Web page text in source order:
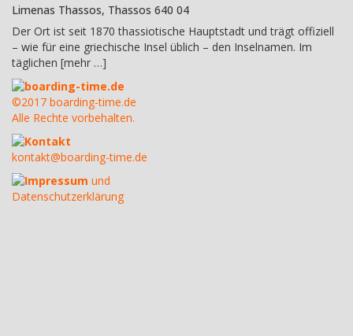
Limenas Thassos, Thassos 640 04
Der Ort ist seit 1870 thassiotische Hauptstadt und trägt offiziell
– wie für eine griechische Insel üblich – den Inselnamen. Im
täglichen [mehr …]
boarding-time.de
©2017 boarding-time.de
Alle Rechte vorbehalten.
Kontakt
kontakt@boarding-time.de
Impressum und
Datenschutzerklärung